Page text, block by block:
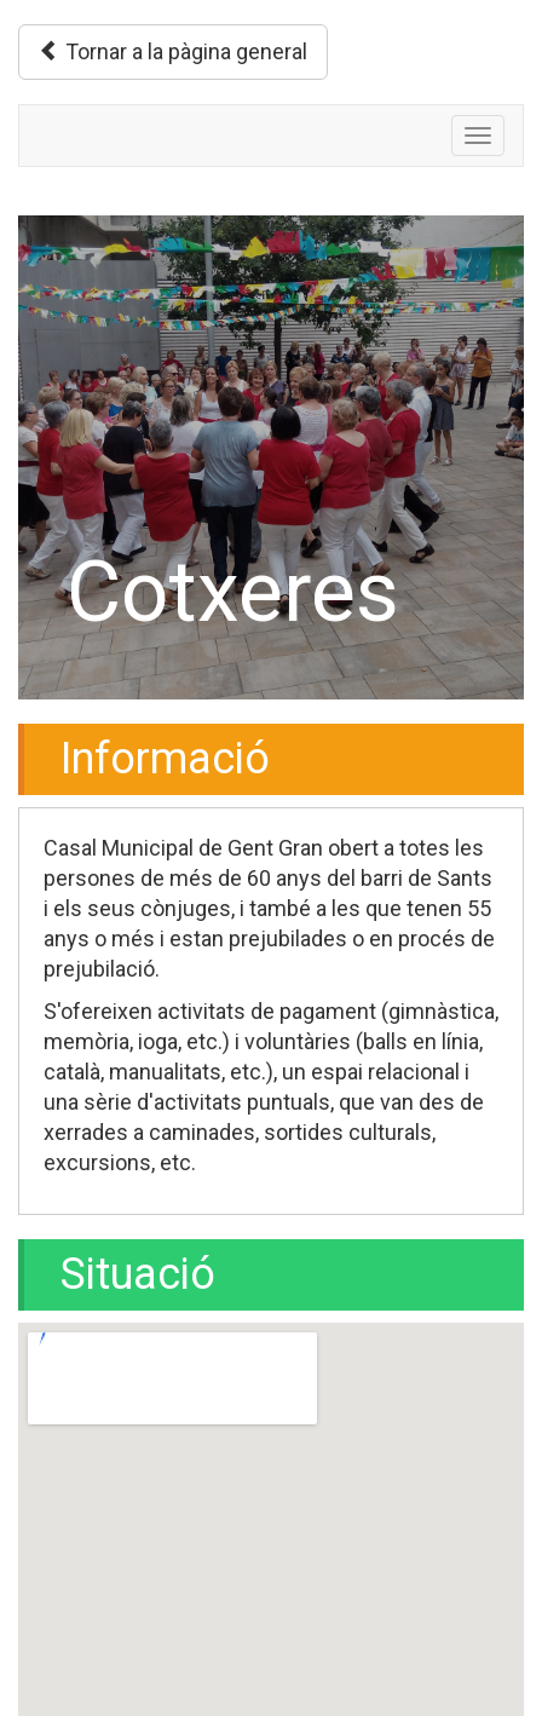
Tornar a la pàgina general
Toggle
Cotxeres
Informació
Casal Municipal de Gent Gran obert a totes les
persones de més de 60 anys del barri de Sants
i els seus cònjuges, i també a les que tenen 55
anys o més i estan prejubilades o en procés de
prejubilació.
S'ofereixen activitats de pagament (gimnàstica,
memòria, ioga, etc.) i voluntàries (balls en línia,
català, manualitats, etc.), un espai relacional i
una sèrie d'activitats puntuals, que van des de
xerrades a caminades, sortides culturals,
excursions, etc.
Situació